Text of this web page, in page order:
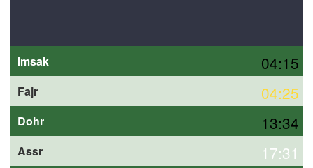
Imsak 04:15
Fajr 04:25
Dohr 13:34
Assr 17:31